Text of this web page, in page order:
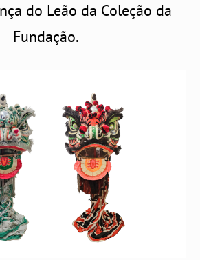
do Leão da Coleção da
Fundação.